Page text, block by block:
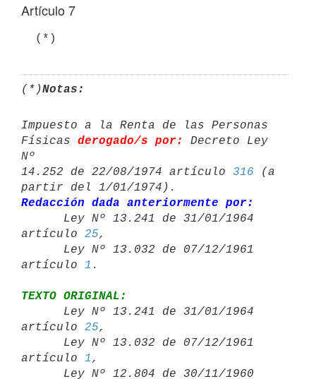
Artículo 7
  (*)
(*)Notas:
Impuesto a la Renta de las Personas
Físicas derogado/s por:
Decreto Ley
Nº
14.252 de 22/08/1974 artículo 316 (a
Redacción dada anteriormente por:
artículo 25,
artículo 1
TEXTO ORIGINAL:
artículo 25,
artículo 1 ,